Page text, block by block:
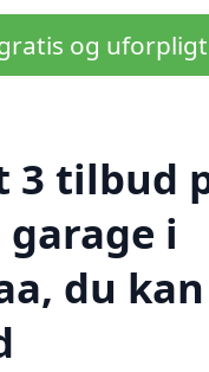
og
3 tilbud
i
du